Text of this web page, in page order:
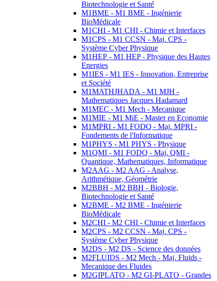
Biotechnologie et Santé
M1BME - M1 BME - Ingénierie
BioMédicale
M1CHI - M1 CHI - Chimie et Interfaces
M1CPS - M1 CCSN - Maj. CPS -
Système Cyber Physique
M1HEP - M1 HEP - Physique des Hautes
Energies
M1IES - M1 IES - Innovation, Entreprise
et Société
M1MATHJHADA - M1 MJH -
Mathematiques Jacques Hadamard
M1MEC - M1 Mech - Mecanique
M1MIE - M1 MiE - Master en Economie
M1MPRI - M1 FODQ - Maj. MPRI -
Fondements de l'Informatique
M1PHYS - M1 PHYS - Physique
M1QMI - M1 FODQ - Maj. QMI -
Quantique, Mathematiques, Informatique
M2AAG - M2 AAG - Analyse,
Arithmétique, Géométrie
M2BBH - M2 BBH - Biologie,
Biotechnologie et Santé
M2BME - M2 BME - Ingénierie
BioMédicale
M2CHI - M2 CHI - Chimie et Interfaces
M2CPS - M2 CCSN - Maj. CPS -
Système Cyber Physique
M2DS - M2 DS - Science des données
M2FLUIDS - M2 Mech - Maj. Fluids -
Mecanique des Fluides
M2GIPLATO - M2 GI-PLATO - Grandes